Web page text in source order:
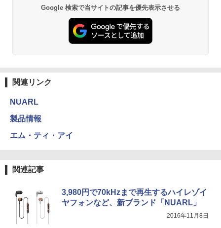
Google 検索で当サイトの記事を優先表示させる
関連リンク
NUARL
製品情報
エム・ティ・アイ
関連記事
3,980円で70kHzまで再生するハイレゾイ
ヤフォンなど、新ブランド「NUARL」
2016年11月8日